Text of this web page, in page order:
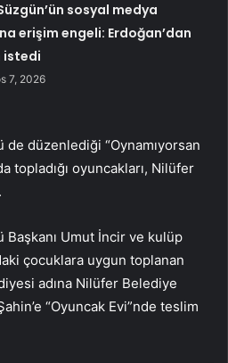
sosyal medya
erişim engeli: Erdoğan’dan
istedi
7, 2026
de düzenlediği “Oynamıyorsan
topladığı oyuncakları, Nilüfer
Başkanı Umut İncir ve kulüp
çocuklara uygun toplanan
adına Nilüfer Belediye
“Oyuncak Evi”nde teslim